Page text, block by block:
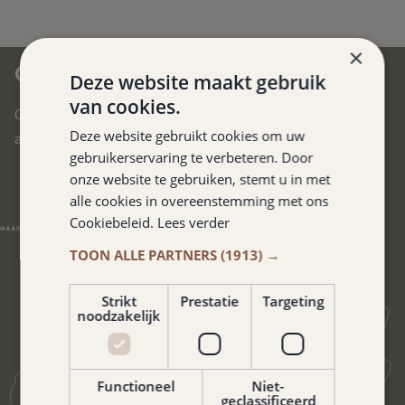
CENTRAAL IN ZUID-LIMBURG
Ons hotel is gelegen in het hart van Zuid-Limburg. U bereikt
alle uithoeken van deze prachtige regio in no-time.
×
Deze website maakt gebruik
van cookies.
Deze website gebruikt cookies om uw
gebruikerservaring te verbeteren. Door
onze website te gebruiken, stemt u in met
alle cookies in overeenstemming met ons
Cookiebeleid. Lees verder
TOON ALLE PARTNERS (1913) →
Strikt
noodzakelijk
Prestatie Targeting
Functioneel
Niet-
geclassificeerd